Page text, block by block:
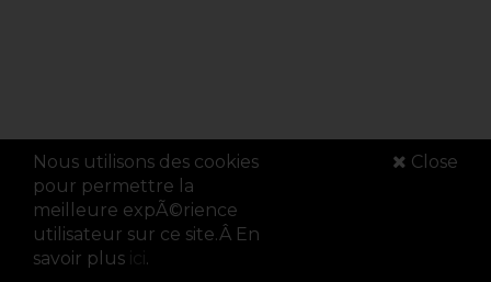
Nous utilisons des cookies
pour permettre la
meilleure expÃ©rience
utilisateur sur ce site.Â En
savoir plus
.
Close